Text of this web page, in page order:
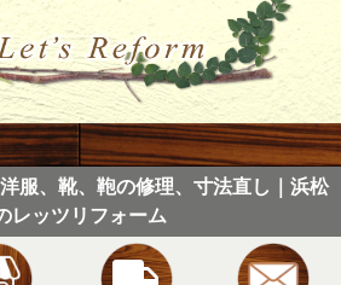
服、靴、鞄の修理、寸法直し｜浜松
レッツリフォーム